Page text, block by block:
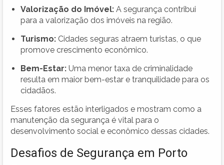
Valorização do Imóvel: A segurança contribui
para a valorização dos imóveis na região.
Turismo: Cidades seguras atraem turistas, o que
promove crescimento econômico.
Bem-Estar: Uma menor taxa de criminalidade
resulta em maior bem-estar e tranquilidade para os
cidadãos.
Esses fatores estão interligados e mostram como a
manutenção da segurança é vital para o
desenvolvimento social e econômico dessas cidades.
Desafios de Segurança em Porto